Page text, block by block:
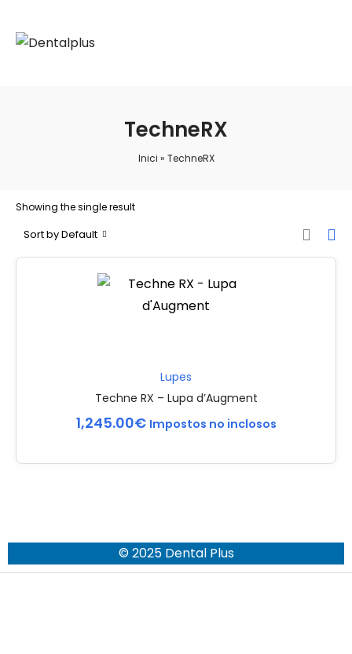
TechneRX
Inici » TechneRX
Showing the single result
Sort by Default
Lupes
Techne RX – Lupa d’Augment
1,245.00€ Impostos no inclosos
© 2025 Dental Plus